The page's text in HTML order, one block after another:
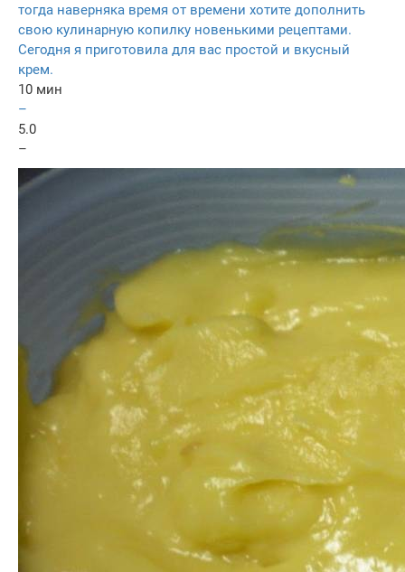
тогда наверняка время от времени хотите дополнить
свою кулинарную копилку новенькими рецептами.
Сегодня я приготовила для вас простой и вкусный
крем.
10 мин
–
5.0
–